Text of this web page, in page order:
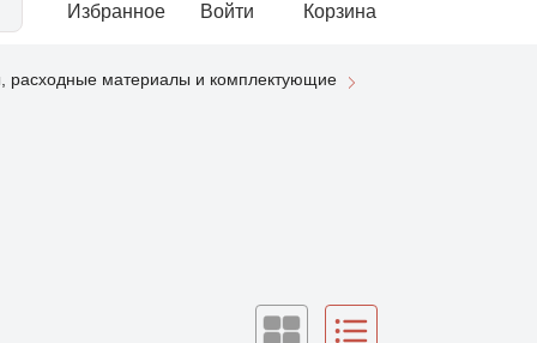
Избранное Войти Корзина
материалы и комплектующие